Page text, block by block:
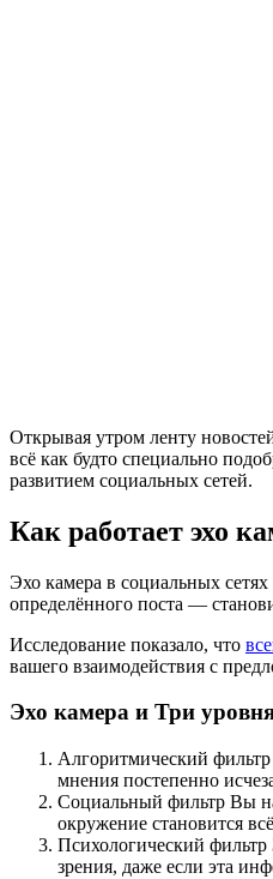
Открывая утром ленту
всё как будто специально
развитием социальных сетей.
Как работает эхо
Эхо камера в социальных
определённого поста —
Исследование показало, что
вашего взаимодействия с
Эхо камера и Три
Алгоритмический
мнения постепенно
Социальный фильтр Вы
окружение становится
Психологический фильтр
зрения, даже если эта